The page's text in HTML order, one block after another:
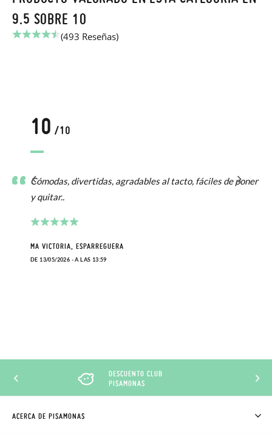
9.5 SOBRE 10
(493 Reseñas)
10 /10
Cómodas, divertidas, agradables al tacto, fáciles de poner
y quitar..
MA VICTORIA, ESPARREGUERA
DE 13/05/2026 - A LAS 13:59
DESCUENTO CLUB
PISAMONAS
ACERCA DE PISAMONAS